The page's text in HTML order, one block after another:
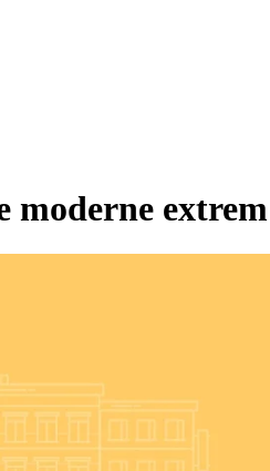
moderne